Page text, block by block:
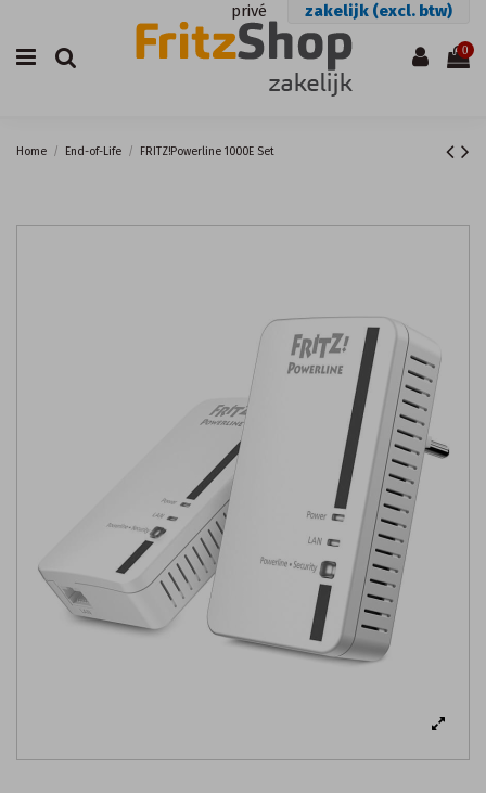
privé zakelijk (excl. btw)
0
Home End-of-Life FRITZ!Powerline 1000E Set